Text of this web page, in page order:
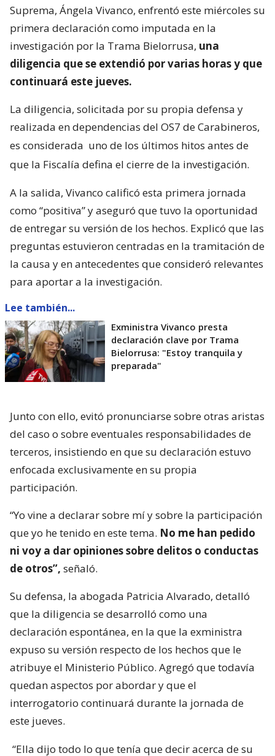
Suprema, Ángela Vivanco, enfrentó este miércoles su
primera declaración como imputada en la
investigación por la Trama Bielorrusa, una
diligencia que se extendió por varias horas y que
continuará este jueves.
La diligencia, solicitada por su propia defensa y
realizada en dependencias del OS7 de Carabineros,
es considerada uno de los últimos hitos antes de
que la Fiscalía defina el cierre de la investigación.
A la salida, Vivanco calificó esta primera jornada
como “positiva” y aseguró que tuvo la oportunidad
de entregar su versión de los hechos. Explicó que las
preguntas estuvieron centradas en la tramitación de
la causa y en antecedentes que consideró relevantes
para aportar a la investigación.
Lee también...
Exministra Vivanco presta
declaración clave por Trama
Bielorrusa: "Estoy tranquila y
preparada"
Junto con ello, evitó pronunciarse sobre otras aristas
del caso o sobre eventuales responsabilidades de
terceros, insistiendo en que su declaración estuvo
enfocada exclusivamente en su propia
participación.
“Yo vine a declarar sobre mí y sobre la participación
que yo he tenido en este tema. No me han pedido
ni voy a dar opiniones sobre delitos o conductas
de otros”, señaló.
Su defensa, la abogada Patricia Alvarado, detalló
que la diligencia se desarrolló como una
declaración espontánea, en la que la exministra
expuso su versión respecto de los hechos que le
atribuye el Ministerio Público. Agregó que todavía
quedan aspectos por abordar y que el
interrogatorio continuará durante la jornada de
este jueves.
“Ella dijo todo lo que tenía que decir acerca de su